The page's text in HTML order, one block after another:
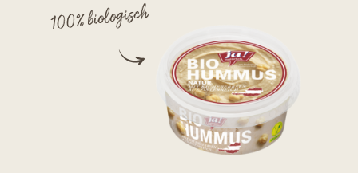
100% biologisch